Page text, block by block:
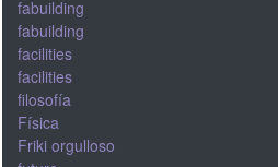
fabuilding
fabuilding
facilities
facilities
filosofía
Física
Friki orgulloso